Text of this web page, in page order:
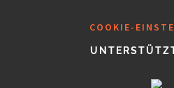
COOKIE-